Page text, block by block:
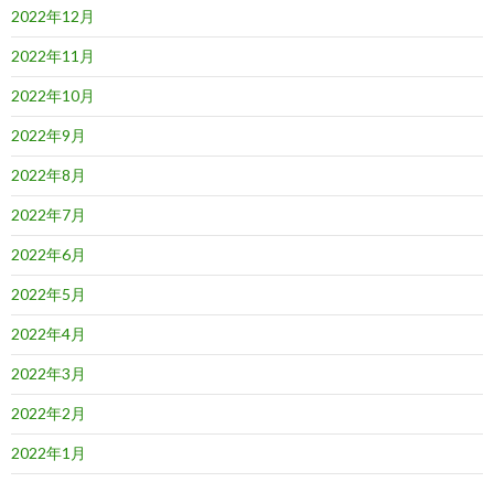
2022年12月
2022年11月
2022年10月
2022年9月
2022年8月
2022年7月
2022年6月
2022年5月
2022年4月
2022年3月
2022年2月
2022年1月